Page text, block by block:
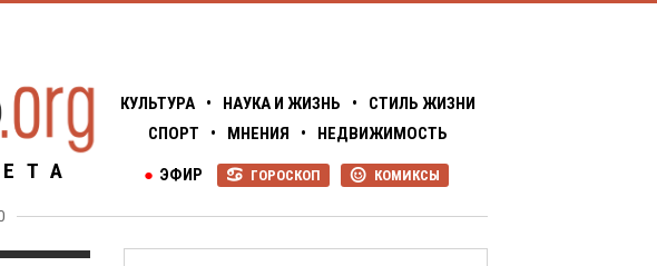
КУЛЬТУРА • НАУКА И ЖИЗНЬ •
СТИЛЬ ЖИЗНИ
СПОРТ
• МНЕНИЯ • НЕДВИЖИМОСТЬ
P КОМИКСЫ
R ГОРОСКОП
● ЭФИР